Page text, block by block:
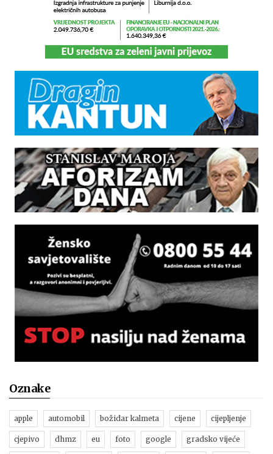
Oznake
apple automobil božidar kalmeta cijene cijepljenje
cjepivo dhmz eu foto google gradsko vijeće